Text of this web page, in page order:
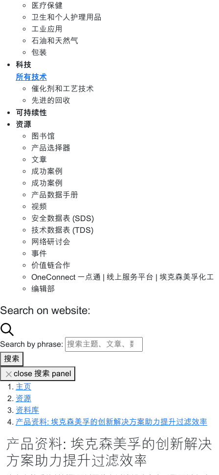
医疗保健
卫生和个人护理用品
工业应用
石油和天然气
包装
科技
所有技术
催化剂和工艺技术
先进的回收
可持续性
资源
图书馆
产品选择器
文章
成功案例
成功案例
产品数据手册
视频
安全数据表 (SDS)
技术数据表 (TDS)
网络研讨会
事件
价值链合作
OneConnect 一点通 | 线上服务平台 | 埃克森美孚化工
编辑部
Search on website:
Search by phrase:
搜索
close 搜索 panel
主页
资源
资料库
产品资料: 埃克森美孚的创新解决方案助力提升过滤效率
产品资料: 埃克森美孚的创新解决
方案助力提升过滤效率